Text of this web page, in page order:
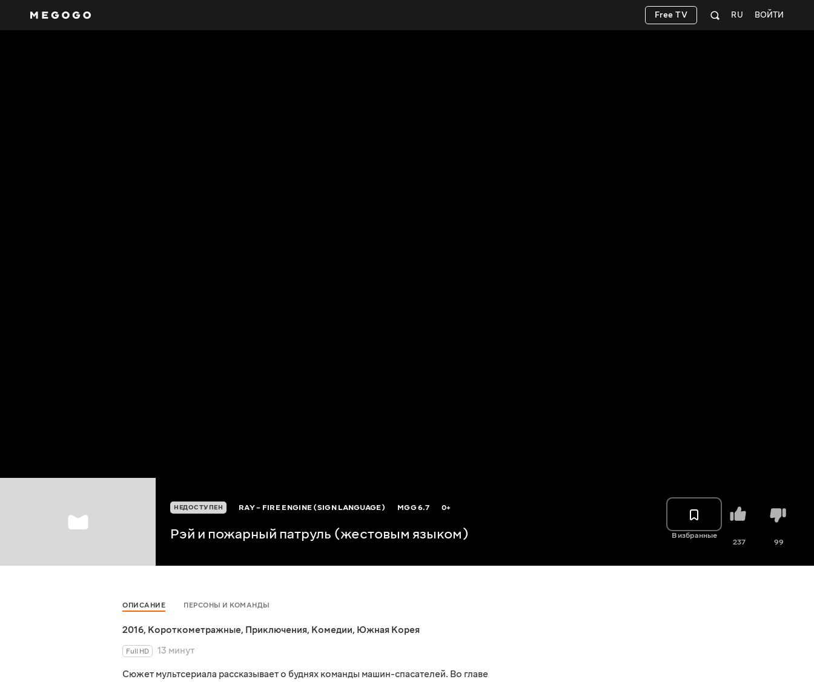
ВОЙТИ
RU
Free TV
НЕДОСТУПЕН RAY – FIRE ENGINE (SIGN LANGUAGE) MGG6.7 0+
Рэй и пожарный патруль (жестовым языком) В избранные
237 99
ОПИСАНИЕ ПЕРСОНЫ И КОМАНДЫ
2016, Короткометражные, Приключения, Комедии, Южная Корея
Full HD
13 минут
Сюжет мультсериала рассказывает о буднях команды машин-спасателей. Во главе